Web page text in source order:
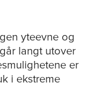
yteevne og
langt utover
er
i ekstreme